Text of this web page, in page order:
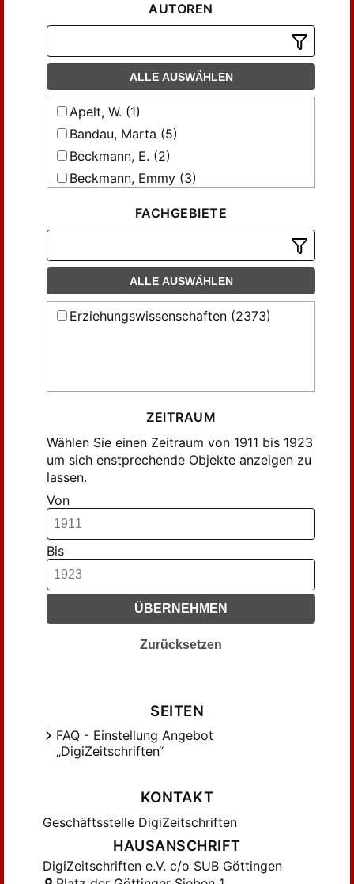
AUTOREN
ALLE AUSWÄHLEN
Apelt, W. (1)
Bandau, Marta (5)
Beckmann, E. (2)
Beckmann, Emmy (3)
Beer, Katharina (7)
Blanckertz, Minna (2)
Boelitz, ... (2)
Bredow, Maria von (1)
Drees, Mathilde (12)
Ehrich, ... (1)
Erdmann, ... (2)
Freyer, Käte; Mähnert, Käte (4)
G., M. (2)
Giese, Emma (1)
Gottschalk, Johanna (2)
Goßmann, Elsa (3)
Grühn, A. (2)
Hack, M. (2)
Heinen, Anna (1)
Hertwig, Doris (1)
Hesse, Käte (1)
Jaehner, Marie (1)
Jahn, ... (1)
Kendell, Elise von (7)
Keudell, Elise v. (1)
FACHGEBIETE
ALLE AUSWÄHLEN
Erziehungswissenschaften (2373)
ZEITRAUM
Wählen Sie einen Zeitraum von 1911 bis 1923
um sich enstprechende Objekte anzeigen zu
lassen.
Von
Bis
ÜBERNEHMEN
Zurücksetzen
SEITEN
FAQ - Einstellung Angebot
„DigiZeitschriften“
KONTAKT
Geschäftsstelle DigiZeitschriften
HAUSANSCHRIFT
DigiZeitschriften e.V. c/o SUB Göttingen